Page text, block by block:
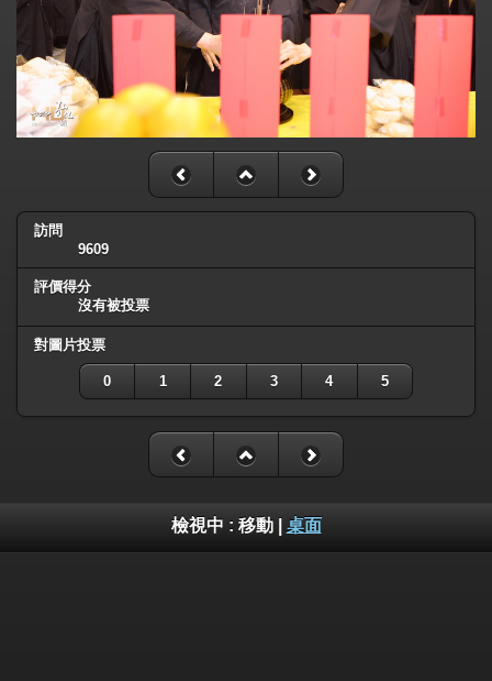
訪問
9609
評價得分
沒有被投票
對圖片投票
0 1 2 3 4 5
檢視中 : 移動| 桌面